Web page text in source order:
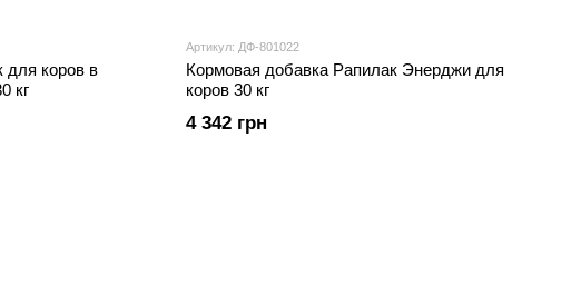
для коров в
кг
Артикул: ДФ-801022
Кормовая добавка Рапилак Энерджи для
коров 30 кг
4 342 грн